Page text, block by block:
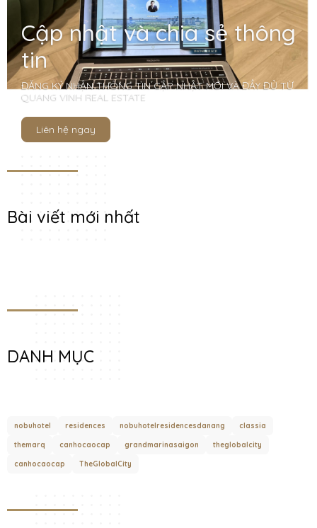
Cập nhật và chia sẻ thông
tin
ĐĂNG KÝ NHẬN THÔNG TIN CẬP NHẬT MỚI VÀ ĐẦY ĐỦ TỪ
QUANG VINH REAL ESTATE
Liên hệ ngay
Bài viết mới nhất
DANH MỤC
nobuhotel residences nobuhotelresidencesdanang classia
themarq canhocaocap grandmarinasaigon theglobalcity
canhocaocap TheGlobalCity